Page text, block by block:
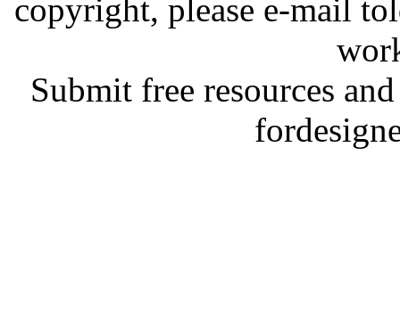
copyright, please e-mail
Submit free resources